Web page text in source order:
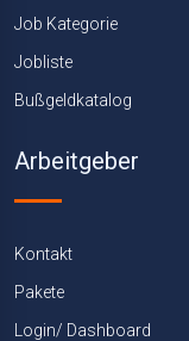
Job Kategorie
Jobliste
Bußgeldkatalog
Arbeitgeber
Kontakt
Pakete
Login/ Dashboard